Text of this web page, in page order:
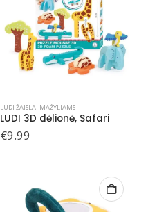
LUDI ŽAISLAI MAŽYLIAMS
LUDI 3D dėlionė, Safari
€9.99